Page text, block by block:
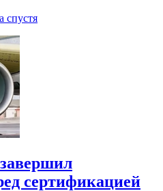
спустя
сертификацией